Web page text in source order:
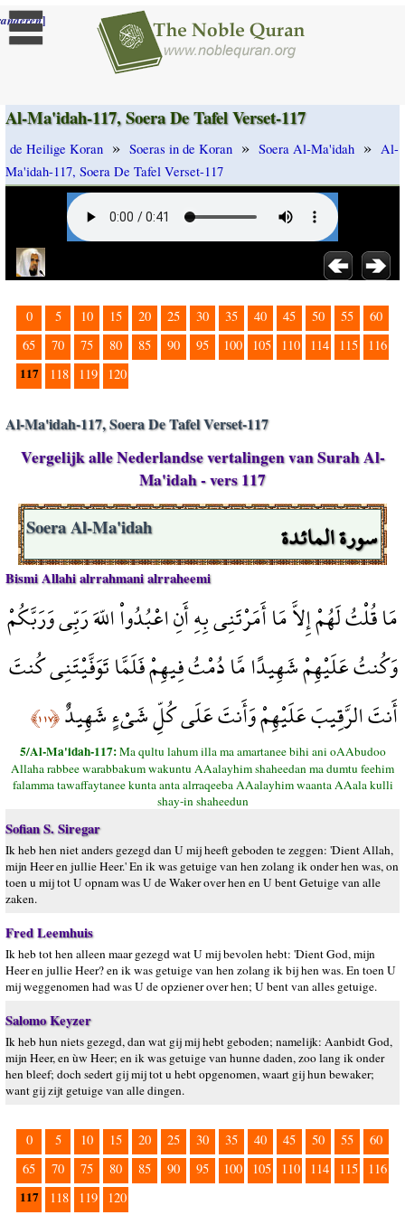
]
Al-Ma'idah-117, Soera De Tafel Verset-117
de Heilige Koran » Soeras in de Koran » Soera Al-Ma'idah » Al-
Ma'idah-117, Soera De Tafel Verset-117
0 5 10 15 20 25 30 35 40 45 50 55
60
65
70 75 80 85 90 95 100 105 110 114 115 116
117 118 119 120
Al-Ma'idah-117, Soera De Tafel Verset-117
Vergelijk alle Nederlandse vertalingen van Surah Al-
Ma'idah - vers 117
سورة المائدة Soera Al-Ma'idah
Bismi Allahi alrrahmani alrraheemi
مَا قُلْتُ لَهُمْ إِلاَّ مَا أَمَرْتَنِي بِهِ أَنِ اعْبُدُواْ اللّهَ رَبِّي وَرَبَّكُمْ
وَكُنتُ عَلَيْهِمْ شَهِيدًا مَّا دُمْتُ فِيهِمْ فَلَمَّا تَوَفَّيْتَنِي كُنتَ
أَنتَ الرَّقِيبَ عَلَيْهِمْ وَأَنتَ عَلَى كُلِّ شَيْءٍ شَهِيدٌ﴿١١٧﴾
5/Al-Ma'idah-117:Ma qultu lahum illa ma amartanee bihi ani oAAbudoo
Allaha rabbee warabbakum wakuntu AAalayhim shaheedan ma dumtu feehim
falamma tawaffaytanee kunta anta alrraqeeba AAalayhim waanta AAala kulli
shay-in shaheedun
Sofian S. Siregar
Ik heb hen niet anders gezegd dan U mij heeft geboden te zeggen: 'Dient Allah,
mijn Heer en jullie Heer.' En ik was getuige van hen zolang ik onder hen was, on
toen u mij tot U opnam was U de Waker over hen en U bent Getuige van alle
zaken.
Fred Leemhuis
Ik heb tot hen alleen maar gezegd wat U mij bevolen hebt: 'Dient God, mijn
Heer en jullie Heer? en ik was getuige van hen zolang ik bij hen was. En toen U
mij weggenomen had was U de opziener over hen; U bent van alles getuige.
Salomo Keyzer
Ik heb hun niets gezegd, dan wat gij mij hebt geboden; namelijk: Aanbidt God,
mijn Heer, en ùw Heer; en ik was getuige van hunne daden, zoo lang ik onder
hen bleef; doch sedert gij mij tot u hebt opgenomen, waart gij hun bewaker;
want gij zijt getuige van alle dingen.
0 5 10 15 20 25 30 35 40 45 50 55
60
65
70 75 80 85 90 95 100 105 110 114 115 116
117 118 119 120